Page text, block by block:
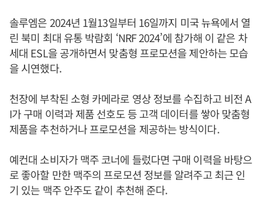
솔루엠은 2024년 1월13일부터 16일까지 미국 뉴욕에서 열
린 북미 최대 유통 박람회 ‘NRF 2024’에 참가해 이 같은 차
세대 ESL을 공개하면서 맞춤형 프로모션을 제안하는 모습
을 시연했다.
천장에 부착된 소형 카메라로 영상 정보를 수집하고 비전 A
I가 구매 이력과 제품 선호도 등 고객 데이터를 쌓아 맞춤형
제품을 추천하거나 프로모션을 제공하는 방식이다.
예컨대 소비자가 맥주 코너에 들렀다면 구매 이력을 바탕으
로 좋아할 만한 맥주의 프로모션 정보를 알려주고 최근 인
기 있는 맥주 안주도 같이 추천해 준다.